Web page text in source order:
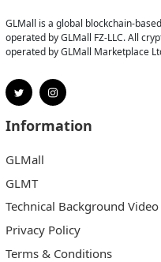
GLMall is a global blockchain-
operated by GLMall FZ-LLC. All
operated by GLMall Marketplace
Information
GLMall
GLMT
Technical Background Video
Privacy Policy
Terms & Conditions